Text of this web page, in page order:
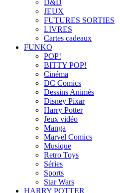
D&D
JEUX
FUTURES SORTIES
LIVRES
Cartes cadeaux
FUNKO
POP!
BITTY POP!
Cinéma
DC Comics
Dessins Animés
Disney Pixar
Harry Potter
Jeux vidéo
Manga
Marvel Comics
Musique
Retro Toys
Séries
Sports
Star Wars
HARRY POTTER